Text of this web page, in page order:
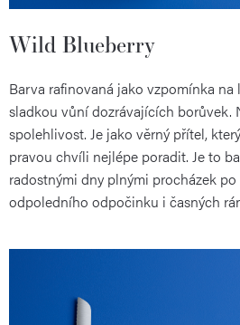
Wild Blueberry
Barva rafinovaná jako vzpomínka na
sladkou vůní dozrávajících borůvek.
spolehlivost. Je jako věrný přítel,
pravou chvíli nejlépe poradit. Je to
radostnými dny plnými procházek
odpoledního odpočinku i časných